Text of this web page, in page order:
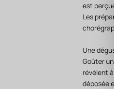
est perçue
Les
Une
Goûter un
révèlent à
déposée en